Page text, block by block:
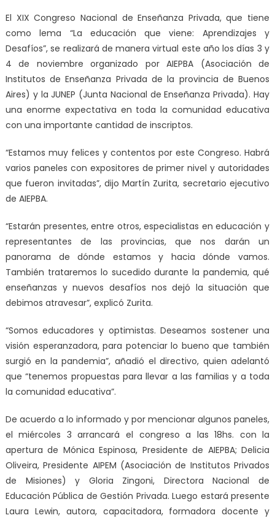
El XIX Congreso Nacional de Enseñanza Privada, que tiene
como lema “La educación que viene: Aprendizajes y
Desafíos”, se realizará de manera virtual este año los días 3 y
4 de noviembre organizado por AIEPBA (Asociación de
Institutos de Enseñanza Privada de la provincia de Buenos
Aires) y la JUNEP (Junta Nacional de Enseñanza Privada). Hay
una enorme expectativa en toda la comunidad educativa
con una importante cantidad de inscriptos.
“Estamos muy felices y contentos por este Congreso. Habrá
varios paneles con expositores de primer nivel y autoridades
que fueron invitadas”, dijo Martín Zurita, secretario ejecutivo
de AIEPBA.
“Estarán presentes, entre otros, especialistas en educación y
representantes de las provincias, que nos darán un
panorama de dónde estamos y hacia dónde vamos.
También trataremos lo sucedido durante la pandemia, qué
enseñanzas y nuevos desafíos nos dejó la situación que
debimos atravesar”, explicó Zurita.
“Somos educadores y optimistas. Deseamos sostener una
visión esperanzadora, para potenciar lo bueno que también
surgió en la pandemia”, añadió el directivo, quien adelantó
que “tenemos propuestas para llevar a las familias y a toda
la comunidad educativa”.
De acuerdo a lo informado y por mencionar algunos paneles,
el miércoles 3 arrancará el congreso a las 18hs. con la
apertura de Mónica Espinosa, Presidente de AIEPBA; Delicia
Oliveira, Presidente AIPEM (Asociación de Institutos Privados
de Misiones) y Gloria Zingoni, Directora Nacional de
Educación Pública de Gestión Privada. Luego estará presente
Laura Lewin, autora, capacitadora, formadora docente y